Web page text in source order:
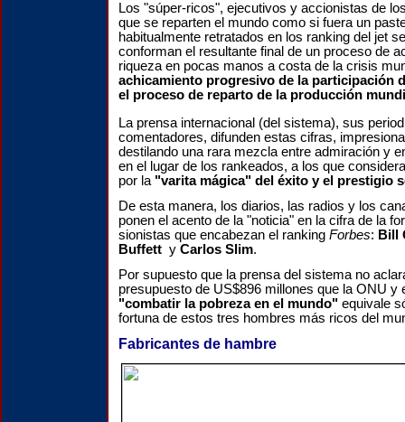
Los "súper-ricos", ejecutivos y accionistas de
que se reparten el mundo como si fuera un
habitualmente retratados en los ranking del jet
conforman el resultante final de un proceso de
riqueza en pocas manos a costa de la crisis
achicamiento progresivo de la participación
el proceso de reparto de la producción
La prensa internacional (del sistema), sus
comentadores, difunden estas cifras,
destilando una rara mezcla entre admiración y
en el lugar de los rankeados, a l os que
por la "varita mágica" del éxito y el prestigio
De esta manera, los diarios, las radios y los
ponen el acento de la "noticia" en la cifra de la
sionistas que encabezan el ranking Forbes: Bill
Buffett y Carlos Slim.
Por supuesto que la prensa del sistema no
presupuesto de US$896 millones que la ONU y
"combatir la pobreza en el mundo" equivale
fortuna de estos tres hombres más ricos del
Fabricantes de hambre